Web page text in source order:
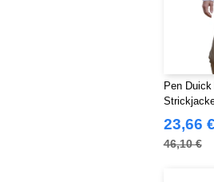
Pen
23,66 €
46,10 €